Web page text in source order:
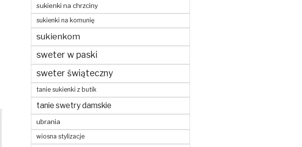
sukienki na chrzciny
sukienki na komunię
sukienkom
sweter w paski
sweter świąteczny
tanie sukienki z butik
tanie swetry damskie
ubrania
wiosna stylizacje